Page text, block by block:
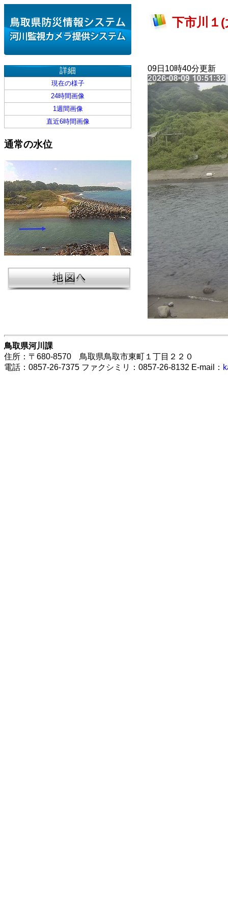
詳細
現在の様子
24時間画像
1週間画像
直近6時間画像
通常の水位
下市川１
09日10時40分更新
鳥取県河川課
住所：〒680-8570 鳥取県鳥取市東町１丁目２２０
電話：0857-26-7375 ファクシミリ：0857-26-8132 E-mail：